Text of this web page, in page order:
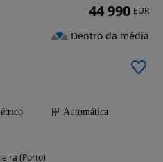
Automática
(Porto)
44 990 EUR
Dentro da média